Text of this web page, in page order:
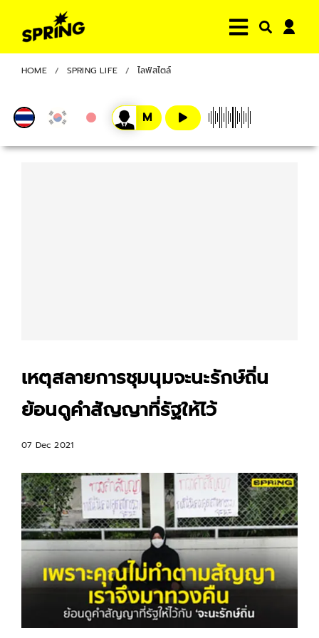
HOME SPRING LIFE ไลฟ์สไตล์
เหตุสลายการชุมนุมจะนะรักษ์ถิ่น
ย้อนดูคำสัญญาที่รัฐให้ไว้
07 Dec 2021